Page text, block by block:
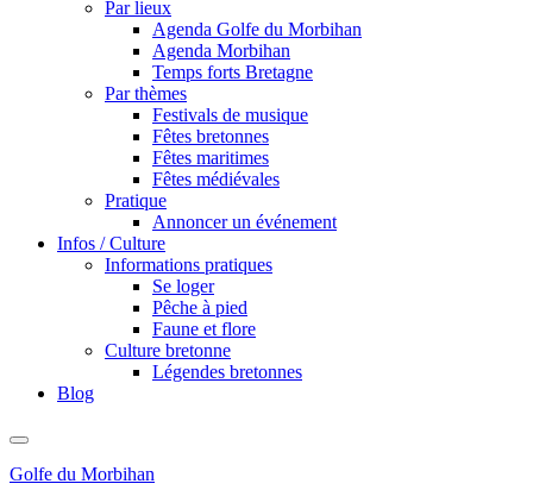
Par lieux
Agenda Golfe du Morbihan
Agenda Morbihan
Temps forts Bretagne
Par thèmes
Festivals de musique
Fêtes bretonnes
Fêtes maritimes
Fêtes médiévales
Pratique
Annoncer un événement
Infos / Culture
Informations pratiques
Se loger
Pêche à pied
Faune et flore
Culture bretonne
Légendes bretonnes
Blog
Golfe du Morbihan